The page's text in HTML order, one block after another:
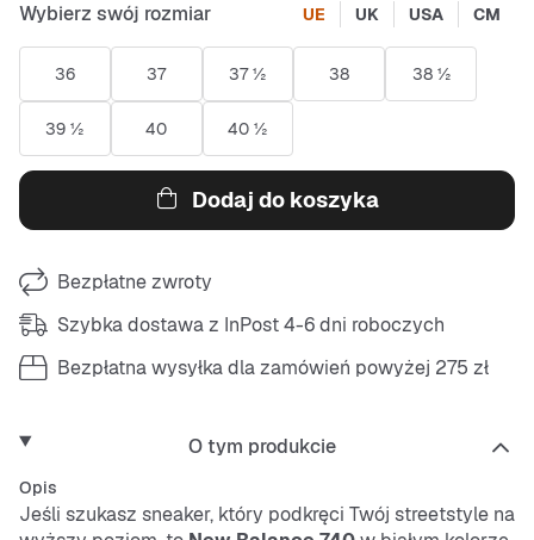
Wybierz swój rozmiar UE UK USA CM
36 37 37 ½ 38 38 ½
39 ½ 40 40 ½
Dodaj do koszyka
Bezpłatne zwroty
Szybka dostawa z InPost 4-6 dni roboczych
Bezpłatna wysyłka dla zamówień powyżej 275 zł
O tym produkcie
Opis
Jeśli szukasz sneaker, który podkręci Twój streetstyle na